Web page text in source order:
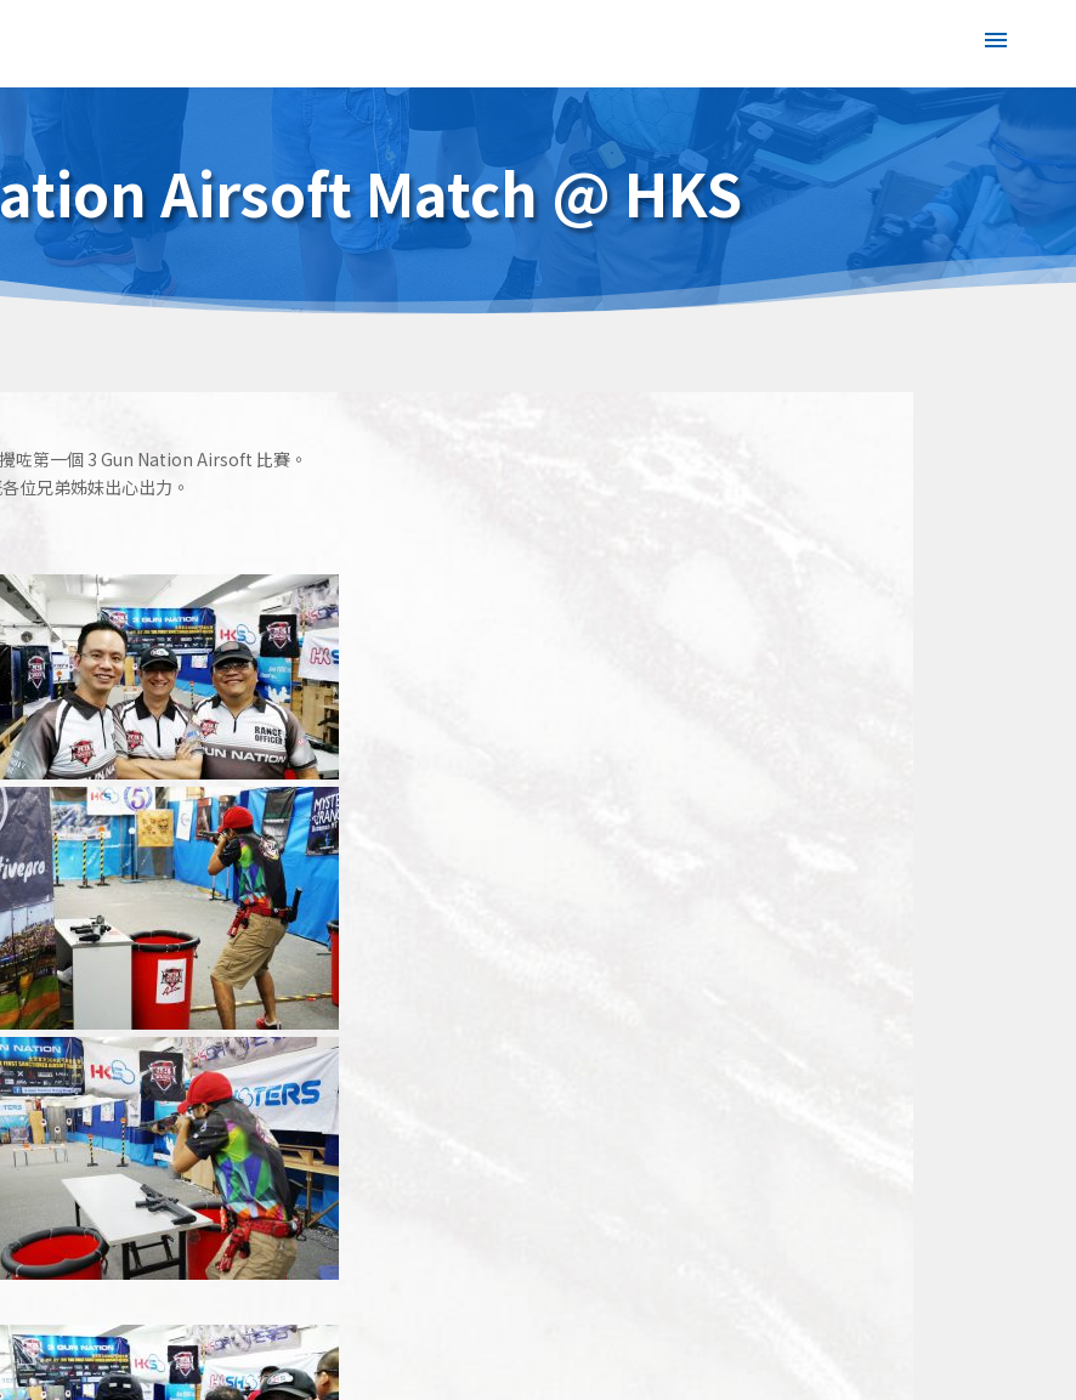
Airsoft Match @ HKS
咗第一個 3 Gun Nation Airsoft 比賽。
各位兄弟姊妹出心出力。